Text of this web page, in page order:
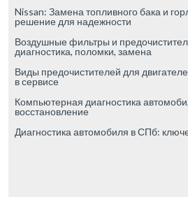
Nissan: Замена топливного бака и
решение для надежности
Воздушные фильтры и
диагностика, поломки, замена
Виды предочистителей для
в сервисе
Компьютерная диагностика
восстановление
Диагностика автомобиля в СПб: